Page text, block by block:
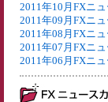
2011年10月FXニ
2011年09月FXニ
2011年08月FXニ
2011年07月FXニ
2011年06月FXニ